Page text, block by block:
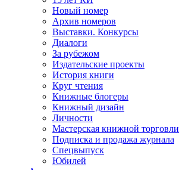
Новый номер
Архив номеров
Выставки. Конкурсы
Диалоги
За рубежом
Издательские проекты
История книги
Круг чтения
Книжные блогеры
Книжный дизайн
Личности
Мастерская книжной торговли
Подписка и продажа журнала
Спецвыпуск
Юбилей